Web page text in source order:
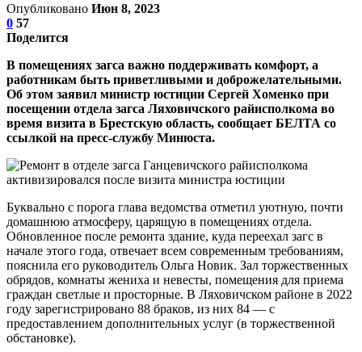
Опубликовано Июн 8, 2023
0 57
Поделится
В помещениях загса важно поддерживать комфорт, а
работникам быть приветливыми и доброжелательными.
Об этом заявил министр юстиции Сергей Хоменко при
посещении отдела загса Ляховичского райисполкома во
время визита в Брестскую область, сообщает БЕЛТА со
ссылкой на пресс-службу Минюста.
Буквально с порога глава ведомства отметил уютную, почти
домашнюю атмосферу, царящую в помещениях отдела.
Обновленное после ремонта здание, куда переехал загс в
начале этого года, отвечает всем современным требованиям,
пояснила его руководитель Ольга Новик. Зал торжественных
обрядов, комнаты жениха и невесты, помещения для приема
граждан светлые и просторные. В Ляховичском районе в 2022
году зарегистрировано 88 браков, из них 84 — с
предоставлением дополнительных услуг (в торжественной
обстановке).